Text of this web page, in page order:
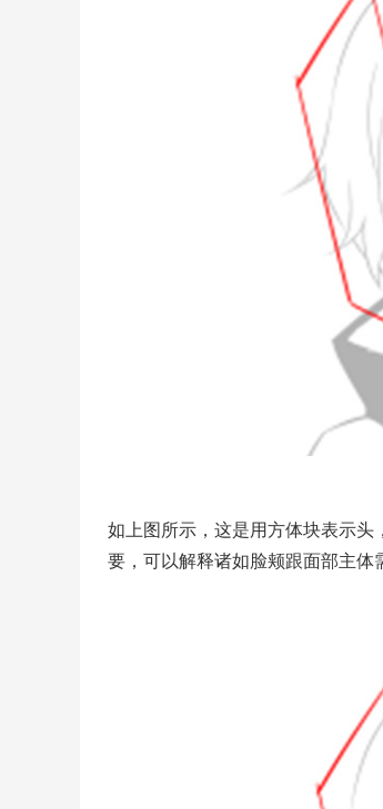
如上图所示，这是用方体块表示
要，可以解释诸如脸颊跟面部主